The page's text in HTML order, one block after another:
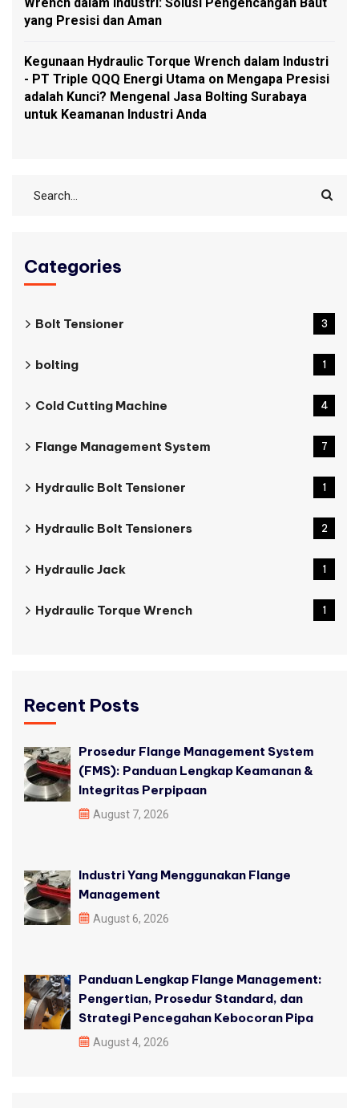
Wrench dalam Industri: Solusi Pengencangan Baut
yang Presisi dan Aman
Kegunaan Hydraulic Torque Wrench dalam Industri
- PT Triple QQQ Energi Utama on Mengapa Presisi
adalah Kunci? Mengenal Jasa Bolting Surabaya
untuk Keamanan Industri Anda
Categories
Bolt Tensioner 3
bolting 1
Cold Cutting Machine 4
Flange Management System 7
Hydraulic Bolt Tensioner 1
Hydraulic Bolt Tensioners 2
Hydraulic Jack 1
Hydraulic Torque Wrench 1
Recent Posts
Prosedur Flange Management System
(FMS): Panduan Lengkap Keamanan &
Integritas Perpipaan
August 7, 2026
Industri Yang Menggunakan Flange
Management
August 6, 2026
Panduan Lengkap Flange Management:
Pengertian, Prosedur Standard, dan
Strategi Pencegahan Kebocoran Pipa
August 4, 2026